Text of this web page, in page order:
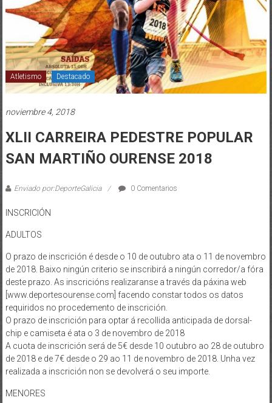
Atletismo Destacado
noviembre 4, 2018
XLII CARREIRA PEDESTRE POPULAR
SAN MARTIÑO OURENSE 2018
Enviado por:DeporteGalicia
O prazo de inscrición é desde o 10 de outubro ata o 11 de novembro
de 2018. Baixo ningún criterio se inscribirá a ningún corredor/a fóra
deste prazo. As inscricións realizaranse a través da páxina web
[www.deportesourense.com] facendo constar todos os datos
requiridos no procedemento de inscrición.
O prazo de inscrición para optar á recollida anticipada de dorsal-
chip e camiseta é ata o 3 de novembro de 2018
realizada a inscrición non se devolverá o seu importe.